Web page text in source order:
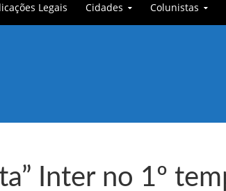
Legais Cidades Colunistas
Inter no 1º